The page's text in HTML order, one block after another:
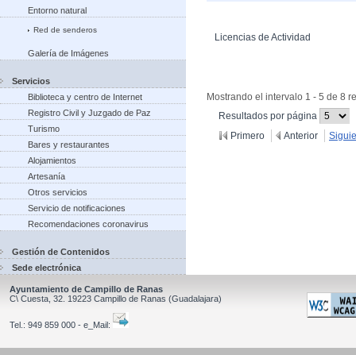
Entorno natural
Red de senderos
Galería de Imágenes
Servicios
Biblioteca y centro de Internet
Registro Civil y Juzgado de Paz
Turismo
Bares y restaurantes
Alojamientos
Artesanía
Otros servicios
Servicio de notificaciones
Recomendaciones coronavirus
Gestión de Contenidos
Sede electrónica
Licencias de Actividad
Mostrando el intervalo 1 - 5 de 8
Resultados por página
Primero
Anterior
Ayuntamiento de Campillo de Ranas
C\ Cuesta, 32. 19223 Campillo de Ranas (Guadalajara)
Tel.: 949 859 000 - e_Mail: